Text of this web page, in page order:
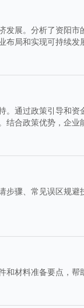
展。分析了资阳
局和实现可持续发
通过政策引导和
合政策优势，企
骤、常见误区规
材料准备要点，帮